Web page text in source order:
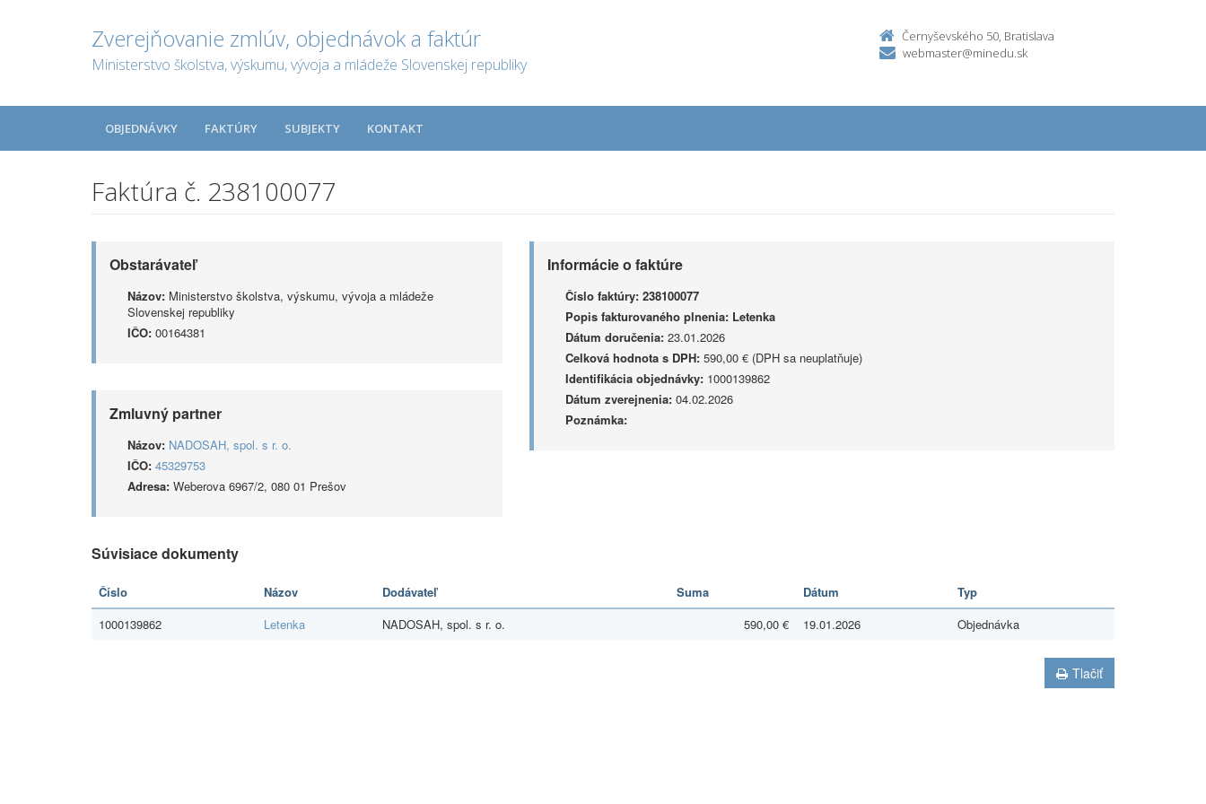
Zverejňovanie zmlúv, objednávok a faktúr
Ministerstvo školstva, výskumu, vývoja a mládeže Slovenskej republiky
Černyševského 50, Bratislava
webmaster@minedu.sk
OBJEDNÁVKY FAKTÚRY SUBJEKTY KONTAKT
Faktúra č. 238100077
Obstarávateľ
Názov: Ministerstvo školstva, výskumu, vývoja a mládeže
Slovenskej republiky
IČO: 00164381
Zmluvný partner
Názov: NADOSAH, spol. s r. o.
IČO: 45329753
Adresa: Weberova 6967/2, 080 01 Prešov
Informácie o faktúre
Číslo faktúry: 238100077
Popis fakturovaného plnenia: Letenka
Dátum doručenia:23.01.2026
Celková hodnota s DPH:590,00 € (DPH sa neuplatňuje)
Identifikácia objednávky:1000139862
Dátum zverejnenia:04.02.2026
Poznámka:
Súvisiace dokumenty
Číslo Názov Dodávateľ Suma Dátum
Typ
1000139862
Letenka NADOSAH, spol. s r. o. 590,00 € 19.01.2026 Objednávka
Tlačiť